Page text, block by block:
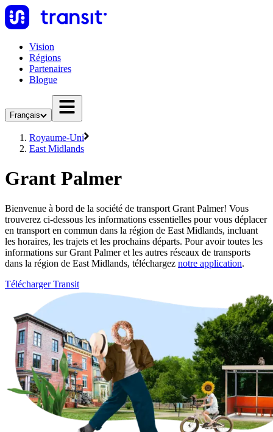
Vision
Régions
Partenaires
Blogue
Français
Royaume-Uni
East Midlands
Grant Palmer
Bienvenue à bord de la société de transport Grant Palmer! Vous
trouverez ci-dessous les informations essentielles pour vous déplacer
en transport en commun dans la région de East Midlands, incluant
les horaires, les trajets et les prochains départs. Pour avoir toutes les
informations sur Grant Palmer et les autres réseaux de transports
dans la région de East Midlands, téléchargez notre application.
Télécharger Transit